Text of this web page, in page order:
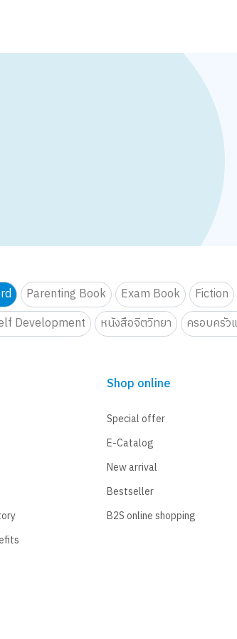
Parenting Book Exam Book Fiction
Development หนังสือจิตวิทยา ครอบครัว
Shop online
Special offer
E-Catalog
New arrival
Bestseller
B2S online shopping